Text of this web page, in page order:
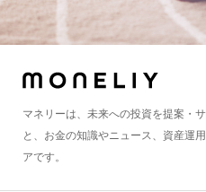
マネリーは、未来への投資を提案・
と、お金の知識やニュース、資産運
アです。